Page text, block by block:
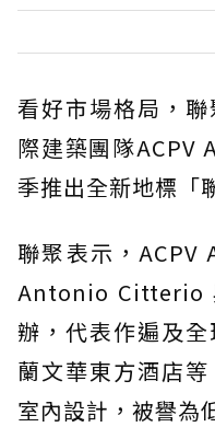
看好市場格局，
際建築團隊ACPV
季推出全新地標「
聯聚表示，ACPV
Antonio Citterio
辦，代表作遍及
蘭文華東方酒店
室內設計，被譽為